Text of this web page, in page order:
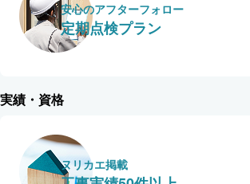
安心のアフターフォロー
定期点検プラン
実績・資格
ヌリカエ掲載